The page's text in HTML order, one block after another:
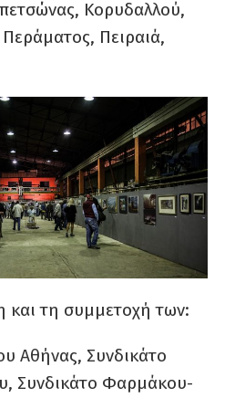
Κορυδαλλού,
Περάματος, Πειραιά,
και τη συμμετοχή των:
Αθήνας, Συνδικάτο
Συνδικάτο Φαρμάκου-